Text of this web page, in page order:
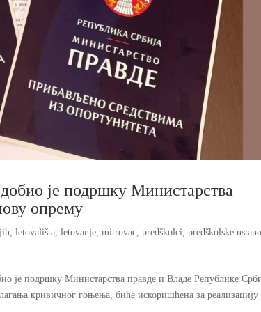
је подршку Министарства
опрему
,letovališta ,letovanje ,mitrovac ,predškolci ,predškolske
је подршку Министарства правде и Владе Републике
кривичног гоњења, биће искоришћена за реализацију